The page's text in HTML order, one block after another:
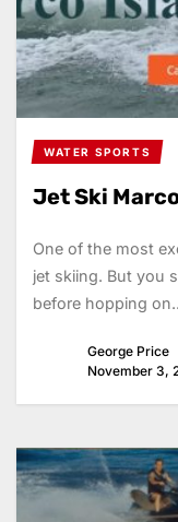
WATER SPORTS
Jet Ski
One of the most
jet skiing. But you
before hopping
George Price
November 3,